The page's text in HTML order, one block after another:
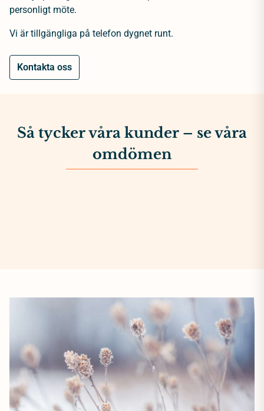
personligt möte.
Vi är tillgängliga på telefon dygnet runt.
Kontakta oss
Så tycker våra kunder – se våra
omdömen